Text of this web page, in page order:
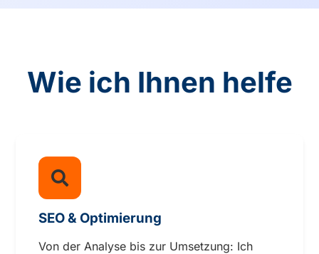
Wie ich Ihnen helfe
SEO & Optimierung
Von der Analyse bis zur Umsetzung: Ich